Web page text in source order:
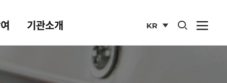
기관소개
KR
사이트
통합검색 열기
사
열기